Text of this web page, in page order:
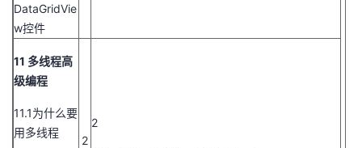
DataGridVie
w控件
11 多线程高
级编程
11.1为什么要
用多线程
2
2